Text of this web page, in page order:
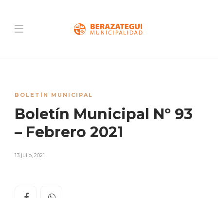
BOLETÍN MUNICIPAL
Boletín Municipal Nº 93
– Febrero 2021
13 julio, 2021